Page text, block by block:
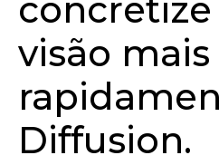
concretize
visão mais
Diffusion.